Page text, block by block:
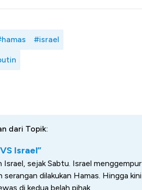
#israel
dari Topik:
Israel”
sejak Sabtu. Israel menggempur
dilakukan Hamas. Hingga kini
di kedua belah pihak